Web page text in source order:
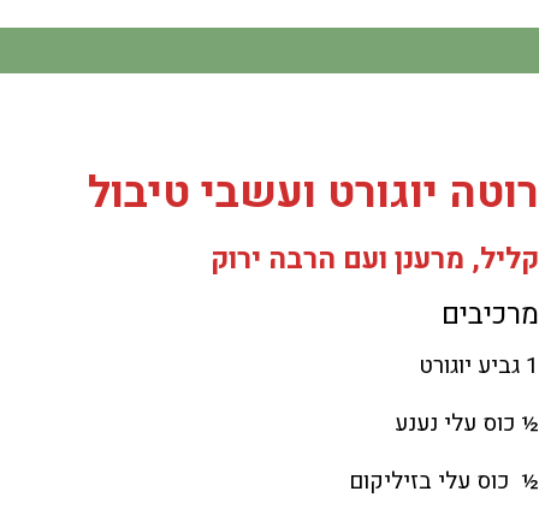
רוטה יוגורט ועשבי טיבול
קליל, מרענן ועם הרבה ירוק
מרכיבים
1 גביע יוגורט
½ כוס עלי נענע
½ כוס עלי בזיליקום